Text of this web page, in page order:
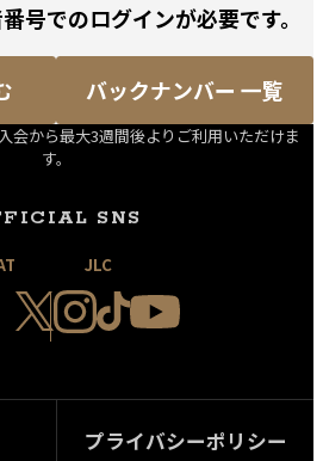
号でのログインが必要です。
バックナンバー 一覧
会から最大3週間後よりご利用いただけま
す。
SNS
JLC
プライバシーポリシー